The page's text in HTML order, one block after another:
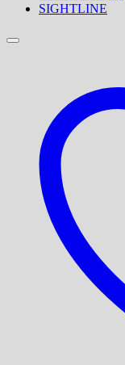
SIGHTLINE